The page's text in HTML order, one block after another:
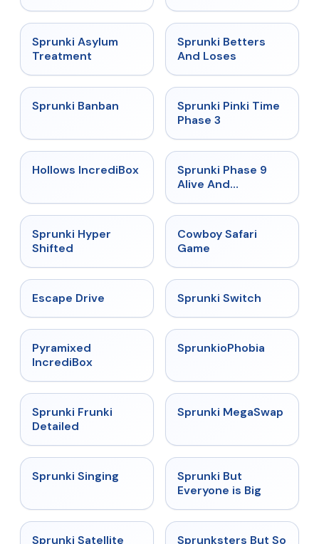
★
Sprunki Asylum
Treatment
★
Sprunki Betters
And Loses
★
Sprunki Banban ★ 4.9
Sprunki Pinki Time
Phase 3
★ 4.3
Hollows IncrediBox ★
Sprunki Phase 9
Alive And
Sprunki Hyper
Shifted
Cowboy Safari
Game
Escape Drive ★
Sprunki Switch
Pyramixed
IncrediBox
★
SprunkioPhobia
★
Sprunki Frunki
Detailed
★ 4.5
Sprunki MegaSwap
★
Sprunki Singing
Sprunki But
Everyone is Big
★ 4.4
Sprunki Satellite ★ 4.8
Sprunksters But So